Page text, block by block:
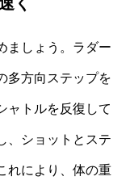
ましょう。ラダー
多方向ステップを
ャトルを反復して
、ショットとステ
れにより、体の重